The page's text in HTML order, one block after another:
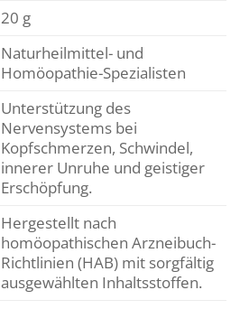
20 g
Naturheilmittel- und
Homöopathie-Spezialisten
Unterstützung des
Nervensystems bei
Kopfschmerzen, Schwindel,
innerer Unruhe und geistiger
Erschöpfung.
Hergestellt nach
homöopathischen Arzneibuch-
Richtlinien (HAB) mit sorgfältig
ausgewählten Inhaltsstoffen.